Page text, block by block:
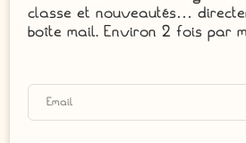
classe et nouveautés…
boîte mail. Environ 2 fois par